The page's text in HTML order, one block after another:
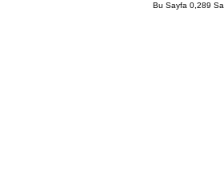
Bu Sayfa 0,289